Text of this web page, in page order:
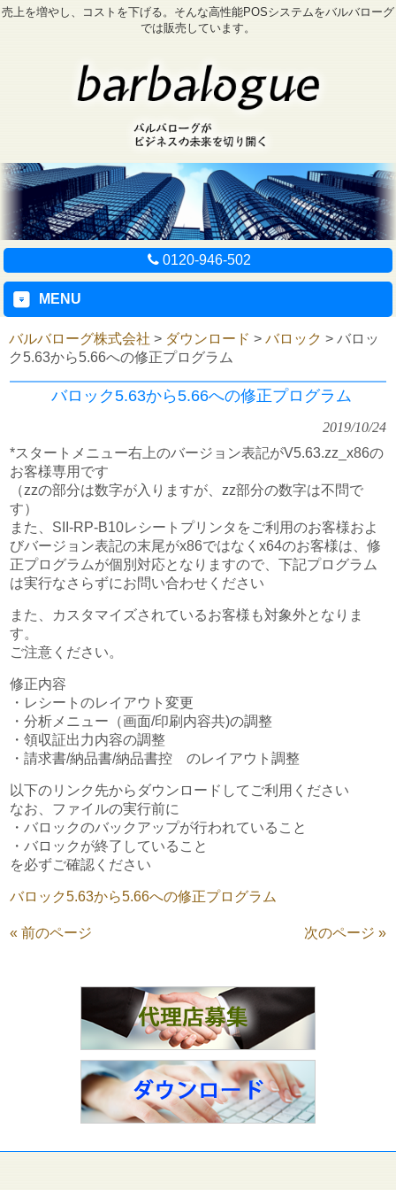
売上を増やし、コストを下げる。そんな高性能POSシステムをバルバローグ
では販売しています。
0120-946-502
MENU
バルバローグ株式会社 > ダウンロード > バロック > バロッ
ク5.63から5.66への修正プログラム
バロック5.63から5.66への修正プログラム
2019/10/24
*スタートメニュー右上のバージョン表記がV5.63.zz_x86の
お客様専用です
（zzの部分は数字が入りますが、zz部分の数字は不問で
す）
また、SII-RP-B10レシートプリンタをご利用のお客様およ
びバージョン表記の末尾がx86ではなくx64のお客様は、修
正プログラムが個別対応となりますので、下記プログラム
は実行なさらずにお問い合わせください
また、カスタマイズされているお客様も対象外となりま
す。
ご注意ください。
修正内容
・レシートのレイアウト変更
・分析メニュー（画面/印刷内容共)の調整
・領収証出力内容の調整
・請求書/納品書/納品書控 のレイアウト調整
以下のリンク先からダウンロードしてご利用ください
なお、ファイルの実行前に
・バロックのバックアップが行われていること
・バロックが終了していること
を必ずご確認ください
バロック5.63から5.66への修正プログラム
« 前のページ 次のページ »